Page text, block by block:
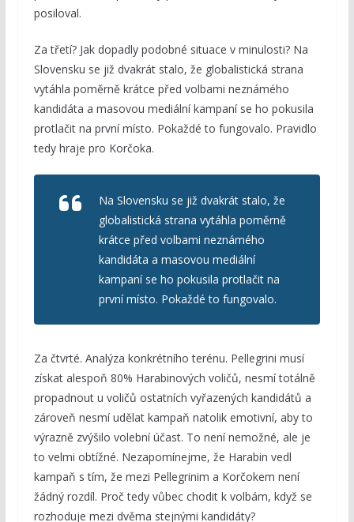
posiloval.
Za třetí? Jak dopadly podobné situace v minulosti? Na
Slovensku se již dvakrát stalo, že globalistická strana
vytáhla poměrně krátce před volbami neznámého
kandidáta a masovou mediální kampaní se ho pokusila
protlačit na první místo. Pokaždé to fungovalo. Pravidlo
tedy hraje pro Korčoka.
Na Slovensku se již dvakrát stalo, že
globalistická strana vytáhla poměrně
krátce před volbami neznámého
kandidáta a masovou mediální
kampaní se ho pokusila protlačit na
první místo. Pokaždé to fungovalo.
Za čtvrté. Analýza konkrétního terénu. Pellegrini musí
získat alespoň 80% Harabinových voličů, nesmí totálně
propadnout u voličů ostatních vyřazených kandidátů a
zároveň nesmí udělat kampaň natolik emotivní, aby to
výrazně zvýšilo volební účast. To není nemožné, ale je
to velmi obtížné. Nezapomínejme, že Harabin vedl
kampaň s tím, že mezi Pellegrinim a Korčokem není
žádný rozdíl. Proč tedy vůbec chodit k volbám, když se
rozhoduje mezi dvěma stejnými kandidáty?